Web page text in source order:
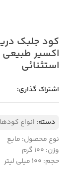
اکسیر طبیعی
استثنائی
اشتراک گذاری:
دسته: انواع
نوع محصول: مایع
وزن: ۱۰۰ گرم
حجم: ۱۰۰ میلی لیتر